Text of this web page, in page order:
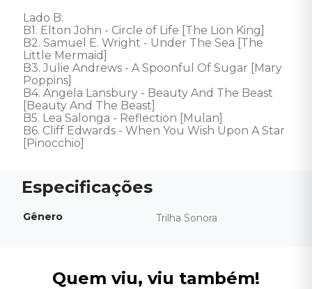
Lado B:
B1. Elton John - Circle of Life [The Lion King]
B2. Samuel E. Wright - Under The Sea [The
Little Mermaid]
B3. Julie Andrews - A Spoonful Of Sugar [Mary
Poppins]
B4. Angela Lansbury - Beauty And The Beast
[Beauty And The Beast]
B5. Lea Salonga - Reflection [Mulan]
B6. Cliff Edwards - When You Wish Upon A Star
[Pinocchio]
Gênero Trilha Sonora
Quem viu, viu também!